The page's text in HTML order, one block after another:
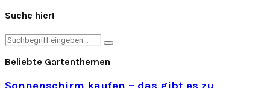
Suche hier!
Search
for:
Search
Beliebte Gartenthemen